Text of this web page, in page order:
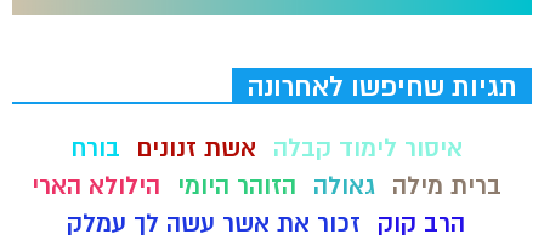
תגיות שחיפשו לאחרונה
איסור לימוד קבלה אשת זנונים
בורח
ברית מילה
גאולה הזוהר היומי
הילולא הארי
הרב קוק
זכור את אשר עשה לך עמלק